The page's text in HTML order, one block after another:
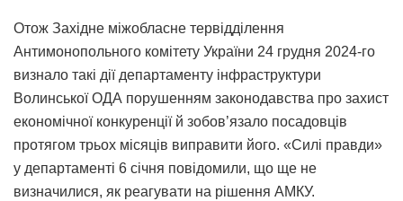
Отож Західне міжобласне тервідділення
Антимонопольного комітету України 24 грудня 2024-го
визнало такі дії департаменту інфраструктури
Волинської ОДА порушенням законодавства про захист
економічної конкуренції й зобов’язало посадовців
протягом трьох місяців виправити його. «Силі правди»
у департаменті 6 січня повідомили, що ще не
визначилися, як реагувати на рішення АМКУ.